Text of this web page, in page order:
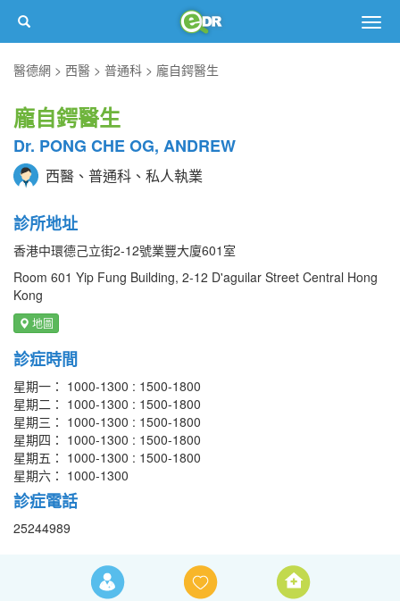
醫德網
西醫 普通科 龐自鍔醫生
龐自鍔醫生
Dr. PONG CHE OG, ANDREW
西醫、普通科、私人執業
診所地址
香港中環德己立街2-12號業豐大廈601室
Room 601 Yip Fung Building, 2-12 D'aguilar Street Central Hong
Kong
地圖
診症時間
星期一： 1000-1300 : 1500-1800
星期二： 1000-1300 : 1500-1800
星期三： 1000-1300 : 1500-1800
星期四： 1000-1300 : 1500-1800
星期五： 1000-1300 : 1500-1800
星期六： 1000-1300
診症電話
25244989